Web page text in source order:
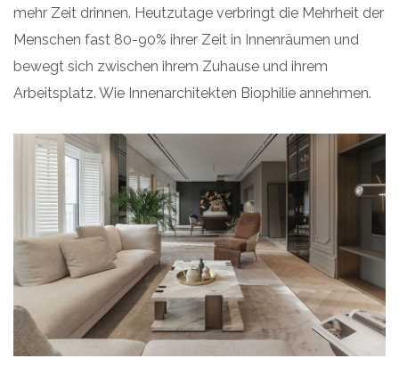
mehr Zeit drinnen. Heutzutage verbringt die Mehrheit der
Menschen fast 80-90% ihrer Zeit in Innenräumen und
bewegt sich zwischen ihrem Zuhause und ihrem
Arbeitsplatz. Wie Innenarchitekten Biophilie annehmen.